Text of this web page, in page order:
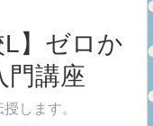
L】ゼロか
門講座
します。